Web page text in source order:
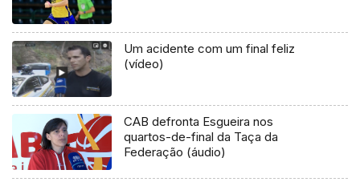
Um acidente com um final feliz
(vídeo)
CAB defronta Esgueira nos
quartos-de-final da Taça da
Federação (áudio)